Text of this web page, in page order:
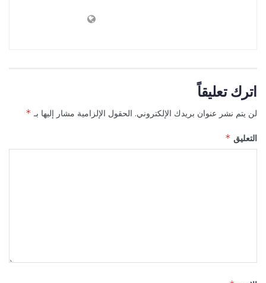
اترك تعليقاً
لن يتم نشر عنوان بريدك الإلكتروني. الحقول الإلزامية مشار إليها بـ *
التعليق *